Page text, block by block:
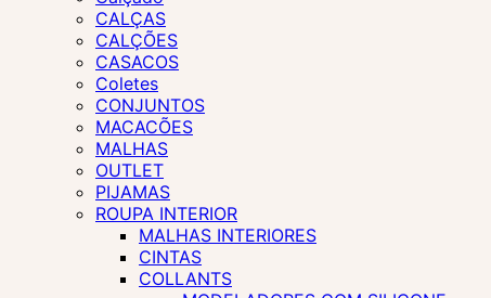
CALÇAS
CALÇÕES
CASACOS
Coletes
CONJUNTOS
MACACÕES
MALHAS
OUTLET
PIJAMAS
ROUPA INTERIOR
MALHAS INTERIORES
CINTAS
COLLANTS